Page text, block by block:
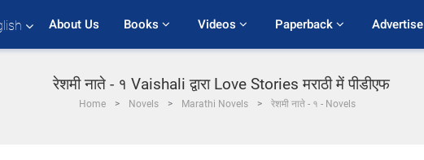
About Us Books Videos Paperback Advertise
रेशमी नाते - १ Vaishali द्वारा Love Stories मराठी में पीडीएफ
Home Novels Marathi Novels रेशमी नाते - १ - Novels